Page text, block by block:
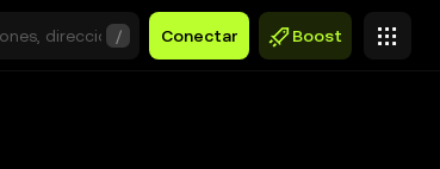
/ Conectar Boost